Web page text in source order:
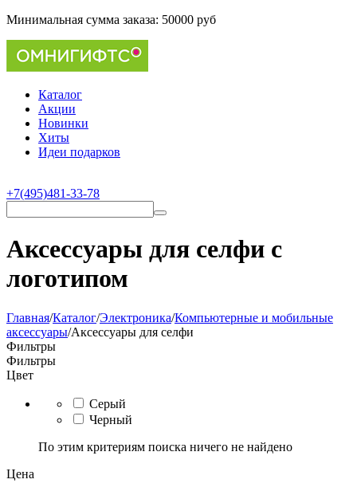
Минимальная сумма заказа: 50000 руб
Каталог
Акции
Новинки
Хиты
Идеи подарков
+7(495)481-33-78
Аксессуары для селфи с
логотипом
Главная/Каталог/Электроника/Компьютерные и мобильные
аксессуары/Аксессуары для селфи
Фильтры
Фильтры
Цвет
Серый
Черный
По этим критериям поиска ничего не найдено
Цена